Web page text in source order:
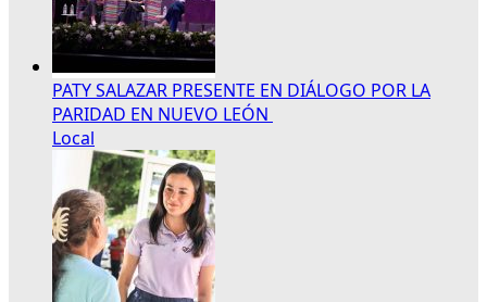
PATY SALAZAR PRESENTE EN DIÁLOGO POR LA
PARIDAD EN NUEVO LEÓN
Local